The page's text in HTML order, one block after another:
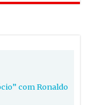
com Ronaldo